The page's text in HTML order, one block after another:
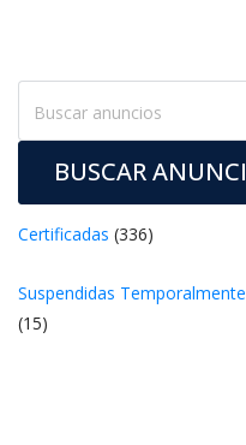
Certificada (336)
Suspendidas Temporalmente
(15)